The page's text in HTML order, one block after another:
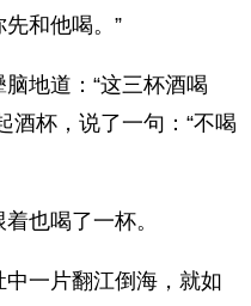
和他喝。”
地道：“这三杯酒喝
酒杯，说了一句：“不喝
也喝了一杯。
一片翻江倒海，就如